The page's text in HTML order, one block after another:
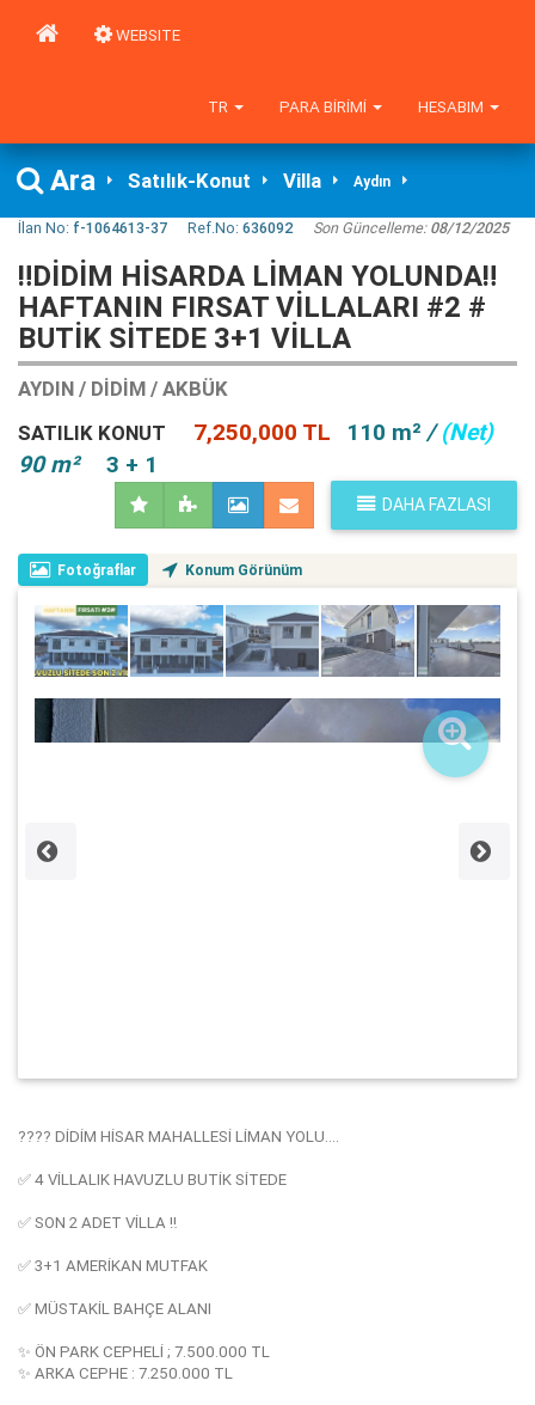
WEBSITE
HESABIM
PARA BIRIMI
TR
Ara Satılık-Konut Villa Aydın
İlan No: f-1064613-37 Ref.No: 636092 Son Güncelleme:08/12/2025
‼️DİDİM HİSARDA LİMAN YOLUNDA‼️
HAFTANIN FIRSAT VİLLALARI #2 #
BUTİK SİTEDE 3+1 VİLLA
AYDIN / DIDIM / AKBÜK
SATILIK KONUT
7,250,000 TL 110 m² /(Net)
90 m²
3 + 1
DAHA FAZLASI
Fotoğraflar Konum Görünüm
???? DİDİM HİSAR MAHALLESİ LİMAN YOLU....
✅️ 4 VİLLALIK HAVUZLU BUTİK SİTEDE
✅️ SON 2 ADET VİLLA ‼️
✅️ 3+1 AMERİKAN MUTFAK
✅️ MÜSTAKİL BAHÇE ALANI
✨️ ÖN PARK CEPHELİ ; 7.500.000 TL
✨️ ARKA CEPHE : 7.250.000 TL